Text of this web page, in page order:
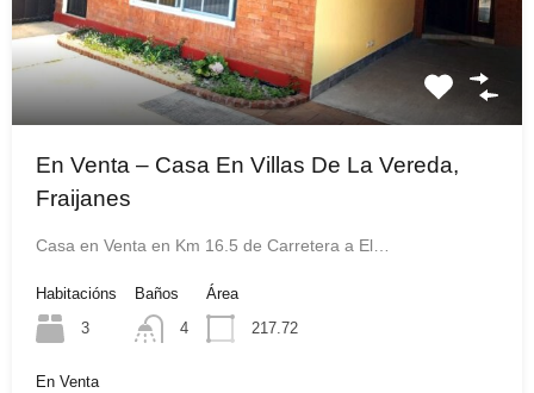
En Venta – Casa En Villas De La Vereda,
Fraijanes
Casa en Venta en Km 16.5 de Carretera a El…
Habitacións
3
Baños
4
Área
217.72
En Venta